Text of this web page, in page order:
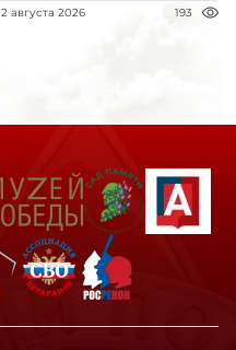
2 августа 2026 193